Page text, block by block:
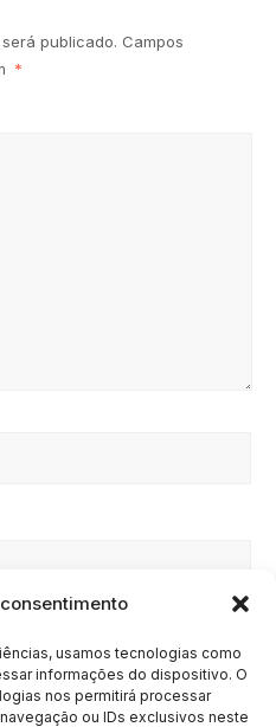
usamos tecnologias como
informações do dispositivo. O
nos permitirá processar
ou IDs exclusivos neste
publicado. Campos
*